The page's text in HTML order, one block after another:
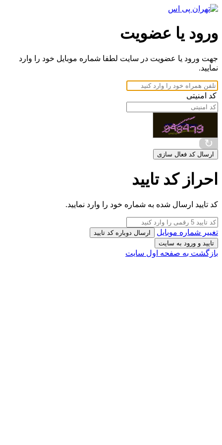
ورود یا عضویت
جهت ورود یا عضویت در سایت لطفا شماره موبایل خود را وارد
نمایید.
کد امنیتی
↻
ارسال کد فعال سازی
احراز کد تایید
کد تایید ارسال شده به شماره خود را وارد نمایید.
تغییر شماره موبایل
ارسال دوباره کد تایید
تایید و ورود به سایت
بازگشت به صفحه اول سایت